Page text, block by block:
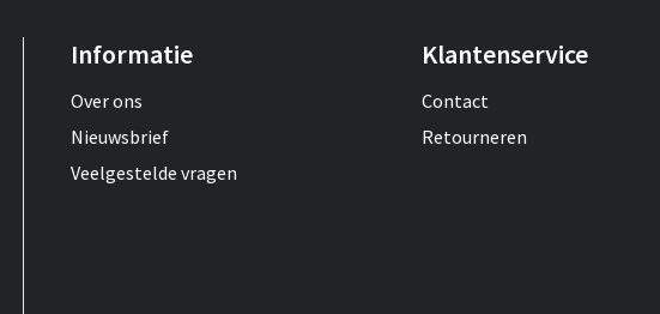
Informatie
Over ons
Nieuwsbrief
Veelgestelde vragen
Klantenservice
Contact
Retourneren